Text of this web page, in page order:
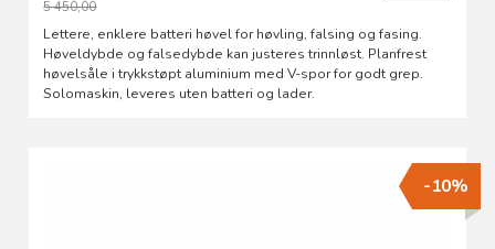
5 450,00
Rabatt
Lettere, enklere batteri høvel for høvling, falsing og fasing.
Høveldybde og falsedybde kan justeres trinnløst. Planfrest
høvelsåle i trykkstøpt aluminium med V-spor for godt grep.
Solomaskin, leveres uten batteri og lader.
-10%